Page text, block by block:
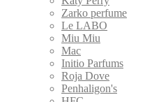
Zarko perfume
Le LABO
Miu Miu
Mac
Initio Parfums
Roja Dove
Penhaligon's